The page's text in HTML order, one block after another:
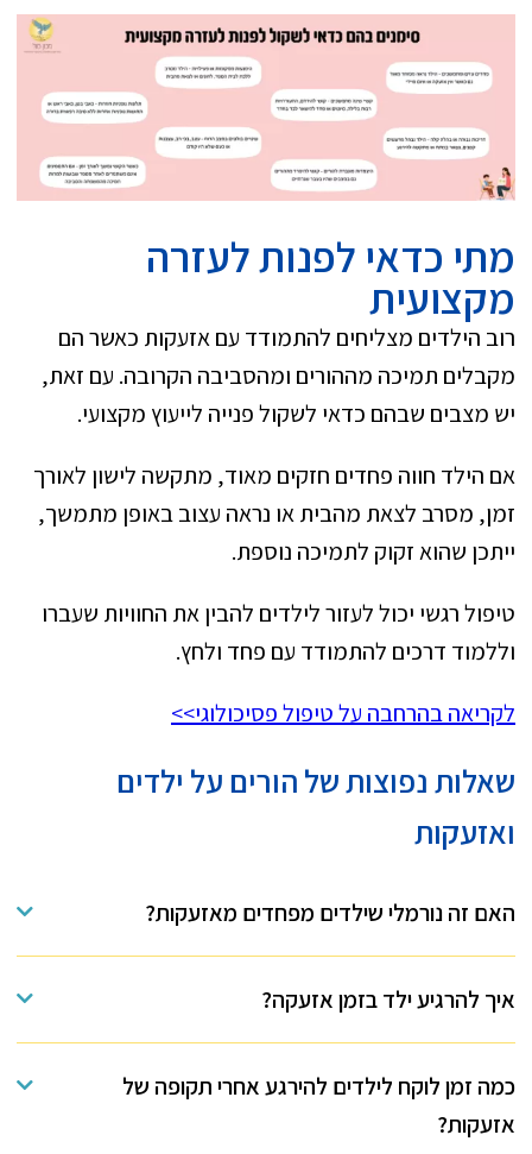
מתי כדאי לפנות לעזרה
מקצועית
רוב הילדים מצליחים להתמודד עם אזעקות כאשר הם
מקבלים תמיכה מההורים ומהסביבה הקרובה. עם זאת,
יש מצבים שבהם כדאי לשקול פנייה לייעוץ מקצועי.
אם הילד חווה פחדים חזקים מאוד, מתקשה לישון לאורך
זמן, מסרב לצאת מהבית או נראה עצוב באופן מתמשך,
ייתכן שהוא זקוק לתמיכה נוספת.
טיפול רגשי יכול לעזור לילדים להבין את החוויות שעברו
וללמוד דרכים להתמודד עם פחד ולחץ.
לקריאה בהרחבה על טיפול פסיכולוגי>>
שאלות נפוצות של הורים על ילדים
ואזעקות
האם זה נורמלי שילדים מפחדים מאזעקות?
איך להרגיע ילד בזמן אזעקה?
כמה זמן לוקח לילדים להירגע אחרי תקופה של
אזעקות?